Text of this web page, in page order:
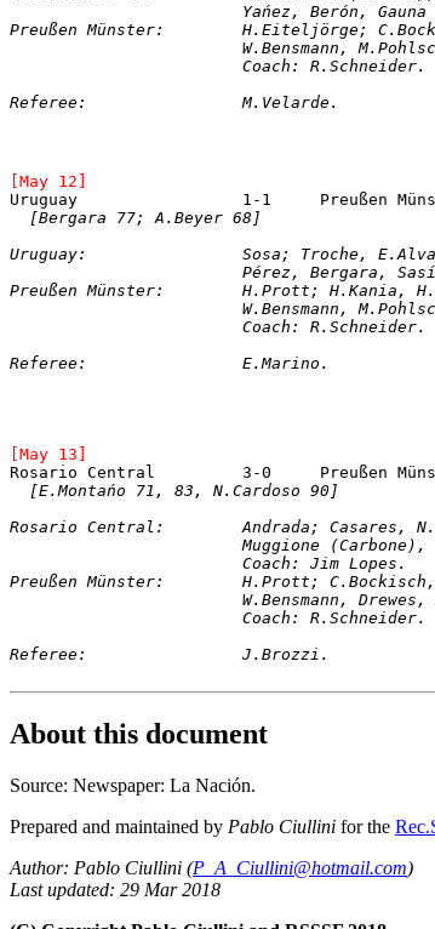
Preußen Münster:
W.Bensmann,
			Coach: R.Schneider.
Referee:		M.Velarde.
[May 12]
[Bergara 77; A.Beyer 68]
Uruguay:		Sosa;
Pérez, Bergara,
Preußen Münster: 	H.Prott; H.Kania,
W.Bensmann,
			Coach: R.Schneider.
Referee:		E.Marino.
[May 13]
[E.Montańo 71, 83, N.Cardoso 90]
Rosario Central:
Muggione
Preußen Münster
: 	H.Prott;
W.Bensmann,
			Coach: R.Schneider.
About this document
Source: Newspaper: La Nación.
Prepared and maintained by Pablo Ciullini for the
Author: Pablo Ciullini (P_A_Ciullini@hotmail.com)
Last updated: 29 Mar 2018